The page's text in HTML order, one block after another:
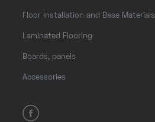
Floor Installation and Base Materials
Laminated Flooring
Boards, panels
Accessories